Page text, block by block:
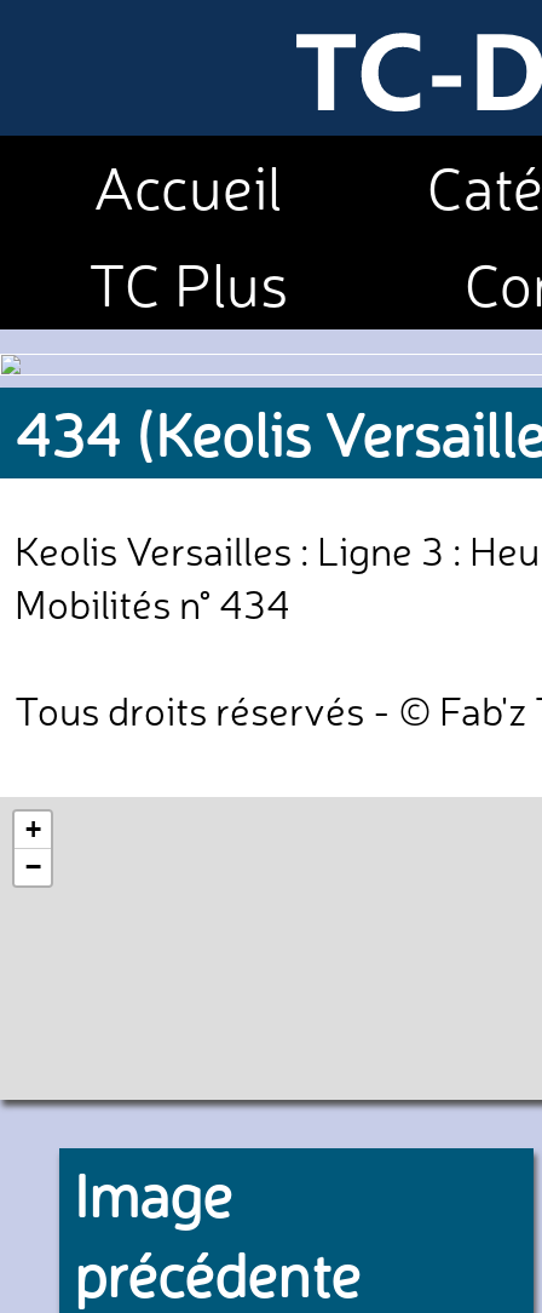
Accueil
TC Plus
434 (Keolis
Keolis Versailles : Ligne 3 :
Mobilités n° 434
Tous droits réservés - © Fab'z
+
−
Image
précédente